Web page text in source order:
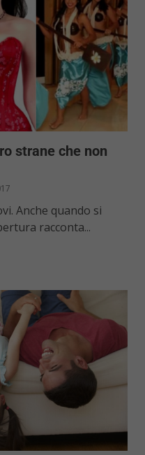
strane che non
Anche quando si
racconta...